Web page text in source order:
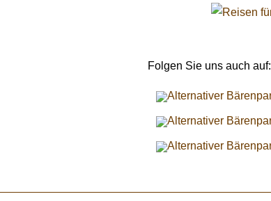
Folgen Sie uns auch auf: